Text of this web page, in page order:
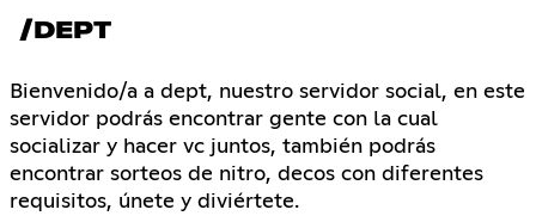
/DEPT
Bienvenido/a a dept, nuestro servidor social, en este
servidor podrás encontrar gente con la cual
socializar y hacer vc juntos, también podrás
encontrar sorteos de nitro, decos con diferentes
requisitos, únete y diviértete.